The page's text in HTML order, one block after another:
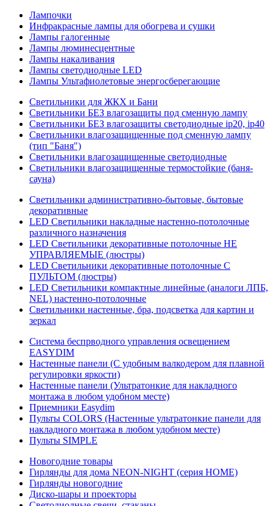
Лампочки
Инфракрасные лампы для обогрева и сушки
Лампы галогенные
Лампы люминесцентные
Лампы накаливания
Лампы светодиодные LED
Лампы Ультафиолетовые энергосберегающие
Светильники для ЖКХ и Бани
Светильники БЕЗ влагозащиты под сменную лампу
Светильники БЕЗ влагозащиты светодиодные ip20, ip40
Светильники влагозащищенные под сменную лампу
(тип "Баня")
Светильники влагозащищенные светодиодные
Светильники влагозащищенные термостойкие (баня-
сауна)
Светильники административно-бытовые, бытовые
декоративные
LED Cветильники накладные настенно-потолочные
различного назначения
LED Светильники декоративные потолочные НЕ
УПРАВЛЯЕМЫЕ (люстры)
LED Светильники декоративные потолочные С
ПУЛЬТОМ (люстры)
LED Светильники компактные линейные (аналоги ЛПБ,
NEL) настенно-потолочные
Светильники настенные, бра, подсветка для картин и
зеркал
Система беспрводного управления освещением
EASYDIM
Настенные панели (С удобным валкодером для плавной
регулировки яркости)
Настенные панели (Ультратонкие для накладного
монтажа в любом удобном месте)
Приемники Easydim
Пульты COLORS (Настенные ультратонкие панели для
накладного монтажа в любом удобном месте)
Пульты SIMPLE
Новогодние товары
Гирлянды для дома NEON-NIGHT (серия HOME)
Гирлянды новогодние
Диско-шары и проекторы